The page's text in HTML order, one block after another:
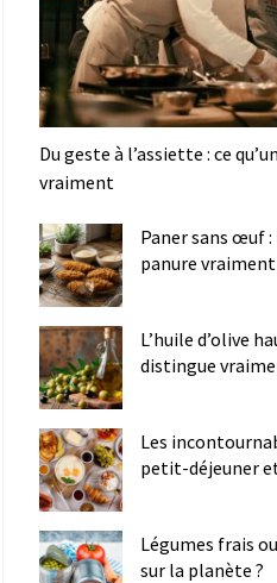
Du geste à l’assiette : ce
vraiment
Paner sans œuf
panure
L’huile d’olive
distingue
Les
petit-déjeuner
Légumes frais
sur la planète ?